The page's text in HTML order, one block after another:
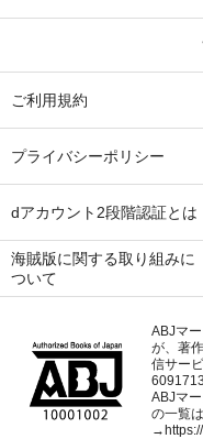
ご利用規約
プライバシーポリシー
dアカウント2段階認証とは
海賊版に関する取り組みに
ついて
ABJマ
が、著
信サー
ABJマ
の一覧
→